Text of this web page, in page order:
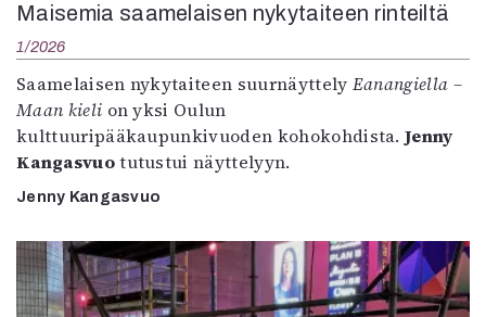
Maisemia saamelaisen nykytaiteen rinteiltä
1/2026
Saamelaisen nykytaiteen suurnäyttely Eanangiella –
Maan kieli on yksi Oulun
kulttuuripääkaupunkivuoden kohokohdista.Jenny
Kangasvuotutustui näyttelyyn.
Jenny Kangasvuo